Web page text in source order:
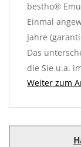
bestho®
Einmal
Jahre
Das
die Sie u.a.
Weiter zum